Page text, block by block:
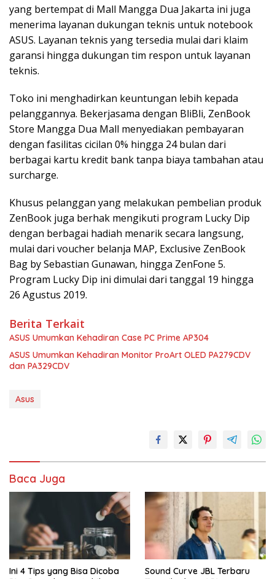
yang bertempat di Mall Mangga Dua Jakarta ini juga
menerima layanan dukungan teknis untuk notebook
ASUS. Layanan teknis yang tersedia mulai dari klaim
garansi hingga dukungan tim respon untuk layanan
teknis.
Toko ini menghadirkan keuntungan lebih kepada
pelanggannya. Bekerjasama dengan BliBli, ZenBook
Store Mangga Dua Mall menyediakan pembayaran
dengan fasilitas cicilan 0% hingga 24 bulan dari
berbagai kartu kredit bank tanpa biaya tambahan atau
surcharge.
Khusus pelanggan yang melakukan pembelian produk
ZenBook juga berhak mengikuti program Lucky Dip
dengan berbagai hadiah menarik secara langsung,
mulai dari voucher belanja MAP, Exclusive ZenBook
Bag by Sebastian Gunawan, hingga ZenFone 5.
Program Lucky Dip ini dimulai dari tanggal 19 hingga
26 Agustus 2019.
Berita Terkait
ASUS Umumkan Kehadiran Case PC Prime AP304
ASUS Umumkan Kehadiran Monitor ProArt OLED PA279CDV
dan PA329CDV
Asus
Baca Juga
Ini 4 Tips yang Bisa Dicoba
Sound Curve JBL Terbaru